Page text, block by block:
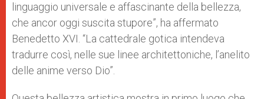
linguaggio universale e affascinante della bellezza,
che ancor oggi suscita stupore”, ha affermato
Benedetto XVI. “La cattedrale gotica intendeva
tradurre così, nelle sue linee architettoniche, l’anelito
delle anime verso Dio”.